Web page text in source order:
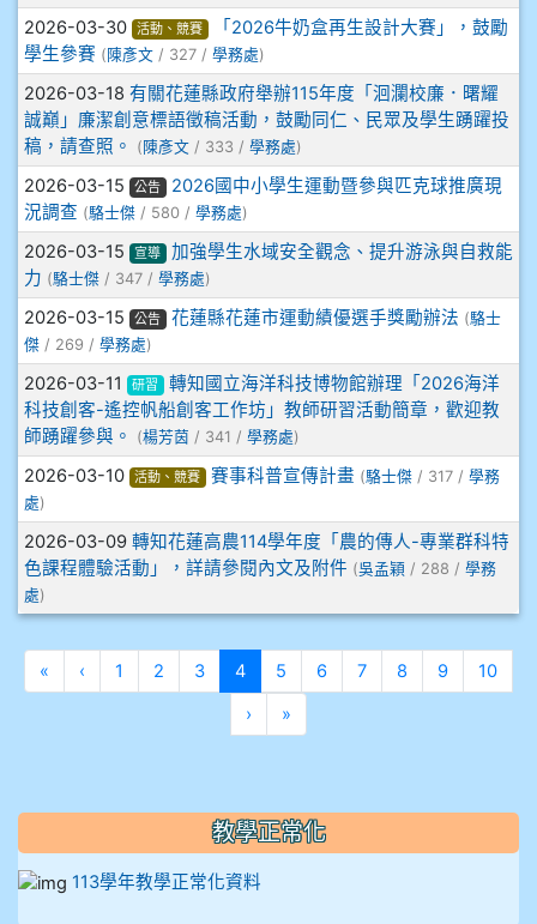
910呂芃澔
910溫婕伶
911王祉傑
911張 婷
912彭子宸
914王苡澄
2026-03-30 活動、競賽
「2026牛奶盒再生設計大賽」，鼓勵
學生參賽 (陳彥文 / 327 / 學務處)
2026-03-18 有關花蓮縣政府舉辦115年度「洄瀾校廉．曙耀
誠巔」廉潔創意標語徵稿活動，鼓勵同仁、民眾及學生踴躍投
稿，請查照。
( 陳彥文 / 333 / 學務處)
2026-03-15 公告
2026國中小學生運動暨參與匹克球推廣現
況調查 (駱士傑 / 580 / 學務處)
2026-03-15 宣導
加強學生水域安全觀念、提升游泳與自救能
力 (駱士傑 / 347 / 學務處)
2026-03-15 公告 花蓮縣花蓮市運動績優選手獎勵辦法 (駱士
傑 / 269 / 學務處)
2026-03-11 研習
轉知國立海洋科技博物館辦理「2026海洋
科技創客-遙控帆船創客工作坊」教師研習活動簡章，歡迎教
師踴躍參與。
(楊芳茵 / 341 / 學務處)
2026-03-10 活動、競賽 賽事科普宣傳計畫 (駱士傑/ 317 / 學務
處)
2026-03-09 轉知花蓮高農114學年度「農的傳人-專業群科特
色課程體驗活動」，詳請參閱內文及附件 (吳孟穎 / 288 / 學務
處)
« 第一頁
‹ 上一頁
1 2 3 4(目前頁次)
5 6 7 8 9
10
›下一頁
»最後頁
教學正常化
113學年教學正常化資料